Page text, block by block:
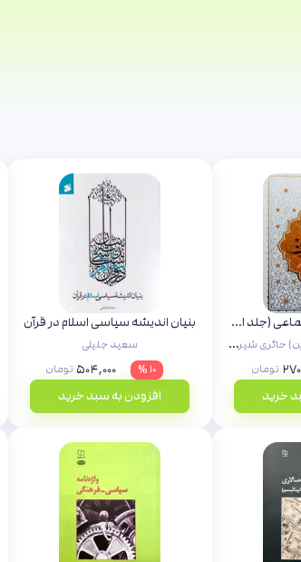
تمثیلات سیاسی اجتماعی (جلد اول)
محمدصادق(محی‌الدین) حائری شیرازی
تومان
خرید
بنیان اندیشه سیاسی اسلام در قرآن
سعید جلیلی
۱۰ %
۵۰۴,۰۰۰ تومان
افزودن به سبد خرید